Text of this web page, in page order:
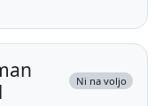
Ni na voljo